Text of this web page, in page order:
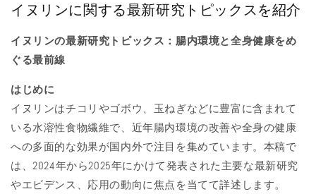
イヌリンに関する最新研究トピックスを紹介
イヌリンの最新研究トピックス：腸内環境と全身健康をめ
ぐる最前線
はじめに
イヌリンはチコリやゴボウ、玉ねぎなどに豊富に含まれて
いる水溶性食物繊維で、近年腸内環境の改善や全身の健康
への多面的な効果が国内外で注目を集めています。本稿で
は、2024年から2025年にかけて発表された主要な最新研究
やエビデンス、応用の動向に焦点を当てて詳述します。